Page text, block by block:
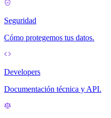
Seguridad
Cómo protegemos tus datos.
Developers
Documentación técnica y API.